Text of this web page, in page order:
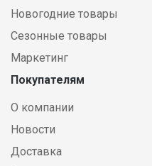
Новогодние товары
Сезонные товары
Маркетинг
Покупателям
О компании
Новости
Доставка